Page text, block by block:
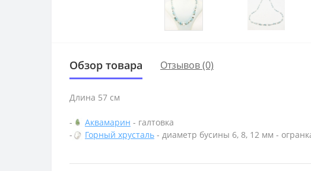
Обзор товара Отзывов (0)
Длина 57 см
- Аквамарин - галтовка
-
Горный хрусталь - диаметр бусины 6, 8, 12 мм -